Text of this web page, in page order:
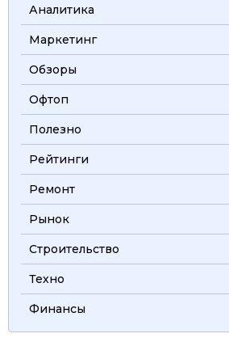
Аналитика
Маркетинг
Обзоры
Офтоп
Полезно
Рейтинги
Ремонт
Рынок
Строительство
Техно
Финансы